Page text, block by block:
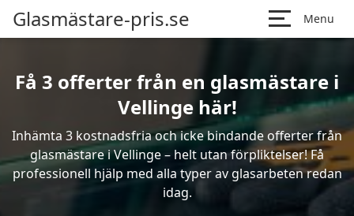
Glasmästare-pris.se Menu
Få 3 offerter från en glasmästare i
Vellinge här!
Inhämta 3 kostnadsfria och icke bindande offerter från
glasmästare i Vellinge – helt utan förpliktelser! Få
professionell hjälp med alla typer av glasarbeten redan
idag.